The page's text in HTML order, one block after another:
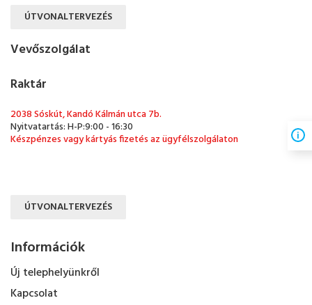
ÚTVONALTERVEZÉS
Vevőszolgálat
Raktár
2038 Sóskút, Kandó Kálmán utca 7b.
Nyitvatartás: H-P:9:00 - 16:30
Készpénzes vagy kártyás fizetés az ügyfélszolgálaton
ÚTVONALTERVEZÉS
Információk
Új telephelyünkről
Kapcsolat